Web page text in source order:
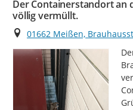
Der Containerstandort an
völlig vermüllt.
Ort
01662 Meißen,